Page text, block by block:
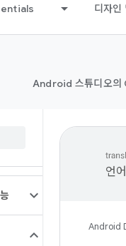
디자인
Android 스튜디오
언
Android